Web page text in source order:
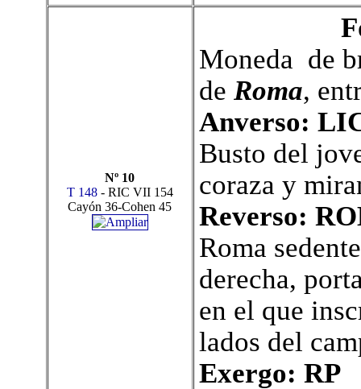
Nº 10
T 148- RIC VII 154
Cayón 36-Cohen 45
Moneda de
de Roma,
Anverso:
Busto del
coraza y
Reverso:
Roma
derecha,
en el que
lados del
Exergo: RP